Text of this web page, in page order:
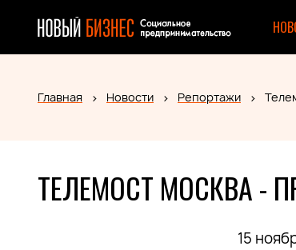
Главная Новости Репортажи
ТЕЛЕМОСТ МОСКВА -
15